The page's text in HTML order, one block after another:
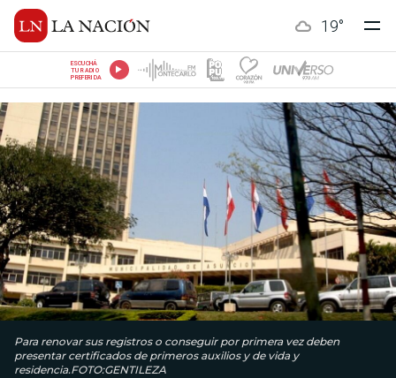
19°
ESCUCHÁ
TU RADIO
PREFERIDA
Para renovar sus registros o conseguir por primera vez deben
presentar certificados de primeros auxilios y de vida y
residencia.FOTO:GENTILEZA